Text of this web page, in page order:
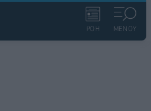
ΡΟΗ ΜΕΝΟΥ